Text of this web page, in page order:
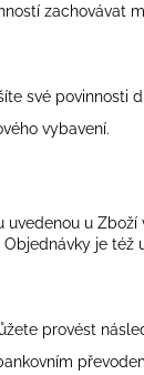
zachovávat
své povinnosti
vybavení.
u
je též
provést